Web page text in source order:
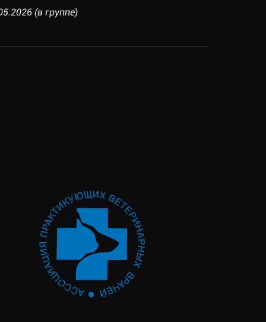
(в группе)